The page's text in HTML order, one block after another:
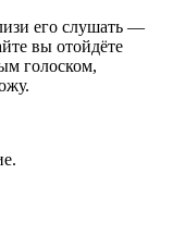
его слушать —
вы отойдёте
голоском,